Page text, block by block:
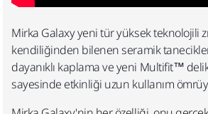
Mirka Galaxy yeni tür yüksek teknolojili
kendiliğinden bilenen seramik
dayanıklı kaplama ve yeni Multifit™
sayesinde etkinliği uzun kullanım